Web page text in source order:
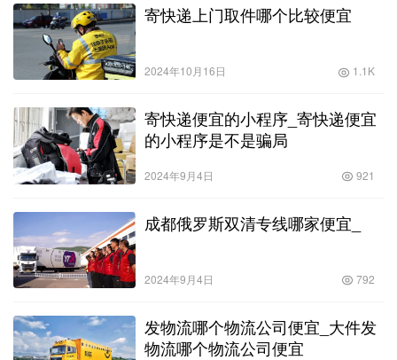
寄快递上门取件哪个比较便宜
2024年10月16日 1.1K
寄快递便宜的小程序_寄快递便宜
的小程序是不是骗局
2024年9月4日 921
成都俄罗斯双清专线哪家便宜_
2024年9月4日 792
发物流哪个物流公司便宜_大件发
物流哪个物流公司便宜